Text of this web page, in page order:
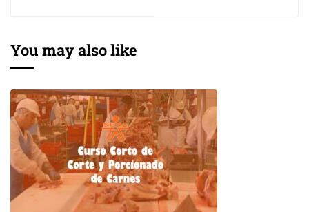
You may also like